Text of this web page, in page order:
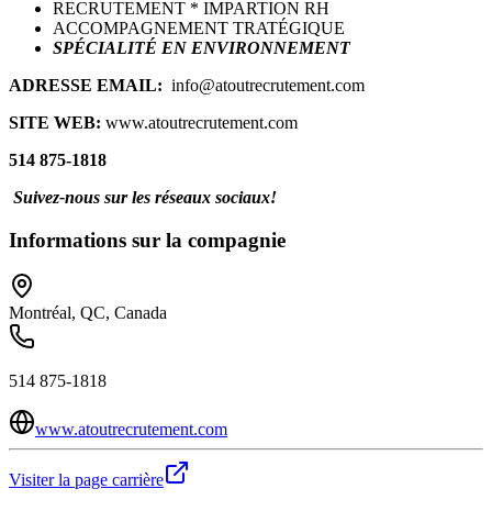
RECRUTEMENT * IMPARTION RH
ACCOMPAGNEMENT TRATÉGIQUE
SPÉCIALITÉ EN ENVIRONNEMENT
ADRESSE EMAIL: info@atoutrecrutement.com
SITE WEB: www.atoutrecrutement.com
514 875-1818
Suivez-nous sur les réseaux sociaux!
Informations sur la compagnie
Montréal, QC, Canada
514 875-1818
www.atoutrecrutement.com
Visiter la page carrière